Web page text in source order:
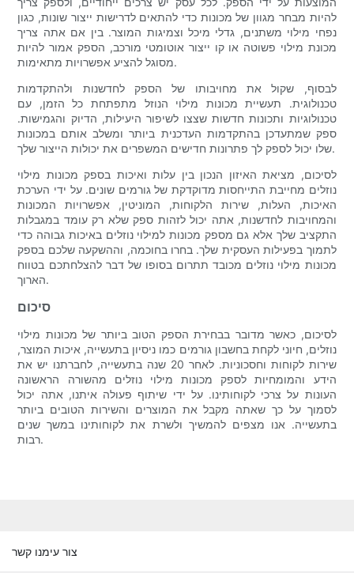
להיות מבחר מגוון של מכונות כדי להתאים לדרישות ייצור שונות, כגון
נפחי מילוי משתנים, גדלי מיכל וצמיגות המוצר. בין אם אתה צריך
מכונת מילוי פשוטה או קו ייצור אוטומטי מורכב, הספק אמור להיות
מסוגל להציע אפשרויות מתאימות.
לבסוף, שקול את מחויבותו של הספק לחדשנות ולהתקדמות
טכנולוגית. תעשיית מכונות מילוי הנוזל מתפתחת כל הזמן, עם
טכנולוגיות ותכונות חדשות שצצו לשיפור היעילות, הדיוק והגמישות.
ספק שמתעדכן בהתקדמות העדכנית ביותר ומשלב אותם במכונות
שלו יכול לספק לך פתרונות חדישים המשפרים את יכולות הייצור שלך.
לסיכום, מציאת האיזון הנכון בין עלות ואיכות בספק מכונות מילוי
נוזלים מחייבת התייחסות מדוקדקת של גורמים שונים. על ידי הערכת
האיכות, העלות, שירות הלקוחות, המוניטין, אפשרויות המכונות
והמחויבות לחדשנות, אתה יכול לזהות ספק שלא רק עומד במגבלות
התקציב שלך אלא גם מספק מכונות למילוי נוזלים באיכות גבוהה כדי
לתמוך בפעילות העסקית שלך. בחרו בחוכמה, וההשקעה שלכם בספק
מכונות מילוי נוזלים מכובד תתרום בסופו של דבר להצלחתכם בטווח
הארוך.
סיכום
לסיכום, כאשר מדובר בבחירת הספק הטוב ביותר של מכונות מילוי
נוזלים, חיוני לקחת בחשבון גורמים כמו ניסיון בתעשייה, איכות המוצר,
שירות לקוחות וחסכוניות. לאחר 20 שנה בתעשייה, לחברתנו יש את
הידע והמומחיות לספק מכונות מילוי נוזלים מהשורה הראשונה
העונות על צרכי לקוחותינו. על ידי שיתוף פעולה איתנו, אתה יכול
לסמוך על כך שאתה מקבל את המוצרים והשירות הטובים ביותר
בתעשייה. אנו מצפים להמשיך ולשרת את לקוחותינו במשך שנים
רבות.
צור עימנו קשר